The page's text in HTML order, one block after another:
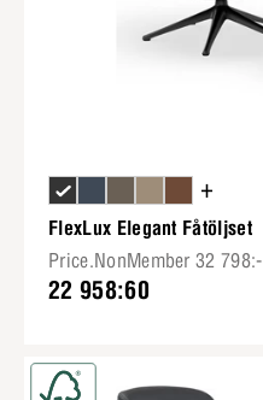
+
FlexLux Elegant Fåtöljset
Price.NonMember 32 798:-
22 958:60